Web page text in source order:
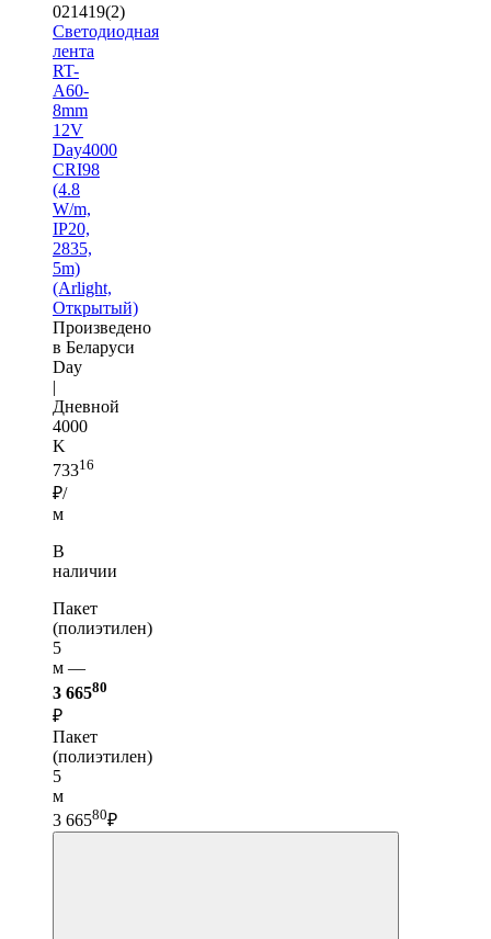
021419(2)
Светодиодная
лента
RT-
A60-
8mm
12V
Day4000
CRI98
(4.8
W/m,
IP20,
2835,
5m)
(Arlight,
Открытый)
Произведено
в Беларуси
Day
|
Дневной
4000
K
73316
₽/
м
В
наличии
Пакет
(полиэтилен)
5
м —
3 66580
₽
Пакет
(полиэтилен)
5
м
3 66580₽